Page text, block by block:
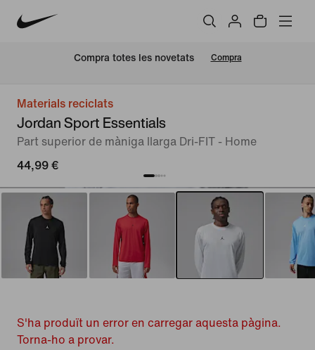
Compra totes les novetats Compra
Materials reciclats
Jordan Sport Essentials
Part superior de màniga llarga Dri-FIT - Home
44,99 €
S'ha produït un error en carregar aquesta pàgina.
Torna-ho a provar.